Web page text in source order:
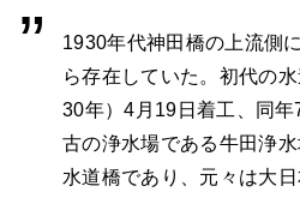
1930年代神田橋の上流側
ら存在していた。初代の
30年）4月19日着工、同
古の浄水場である牛田浄
水道橋であり、元々は大